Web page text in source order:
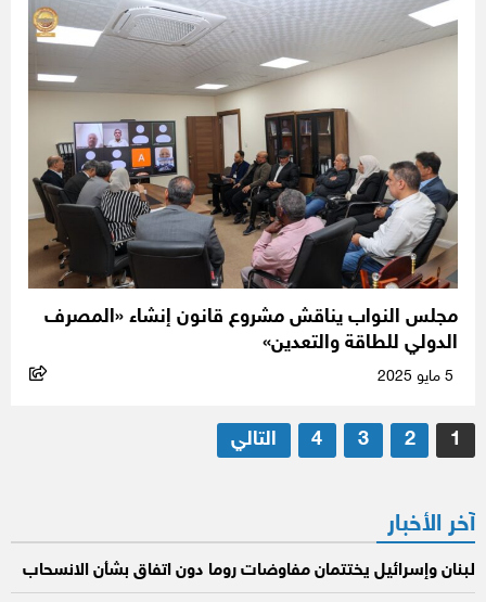
مجلس النواب يناقش مشروع قانون إنشاء «المصرف
الدولي للطاقة والتعدين»
تعدد
صفحات
1
2
3
4 التالي
آخر الأخبار
لبنان وإسرائيل يختتمان مفاوضات روما دون اتفاق بشأن الانسحاب